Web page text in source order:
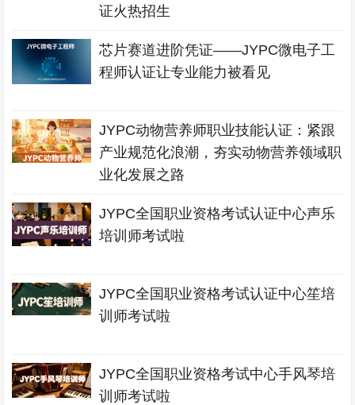
证火热招生
芯片赛道进阶凭证——JYPC微电子工
程师认证让专业能力被看见
JYPC动物营养师职业技能认证：紧跟
产业规范化浪潮，夯实动物营养领域职
业化发展之路
JYPC全国职业资格考试认证中心声乐
培训师考试啦
JYPC全国职业资格考试认证中心笙培
训师考试啦
JYPC全国职业资格考试中心手风琴培
训师考试啦